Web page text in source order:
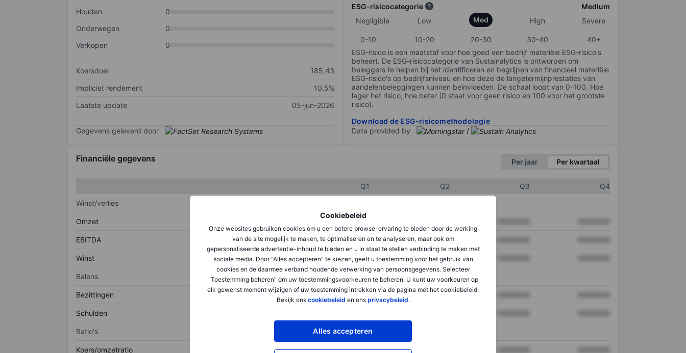
Cookiebeleid
Onze websites gebruiken cookies om u een betere browse-ervaring te bieden door de werking
van de site mogelijk te maken, te optimaliseren en te analyseren, maar ook om
gepersonaliseerde advertentie-inhoud te bieden en u in staat te stellen verbinding te maken met
sociale media. Door "Alles accepteren" te kiezen, geeft u toestemming voor het gebruik van
cookies en de daarmee verband houdende verwerking van persoonsgegevens. Selecteer
"Toestemming beheren" om uw toestemmingsvoorkeuren te beheren. U kunt uw voorkeuren op
elk gewenst moment wijzigen of uw toestemming intrekken via de pagina met het cookiebeleid.
Bekijk ons cookiebeleid en ons privacybeleid.
Alles accepteren
Houden
0
Onderwegen
0
Verkopen
0
Koersdoel
185,43
Impliciet rendement
10,5%
Laatste update
05-jun-2026
Gegevens geleverd door
ESG-risicocategorie
Medium
Negligible
Low Med High Severe
0-10 10-20 20-30 30-40
40+
ESG-risico is een maatstaf voor hoe goed een bedrijf materiële ESG-risico's
beheert. De ESG-risicocategorie van Sustainalytics is ontworpen om
beleggers te helpen bij het identificeren en begrijpen van financieel materiële
ESG-risico's op bedrijfsniveau en hoe deze de langetermijnprestaties van
aandelenbeleggingen kunnen beïnvloeden. De schaal loopt van 0-100. Hoe
lager het risico, hoe beter (0 staat voor geen risico en 100 voor het grootste
risico).
Download de ESG-risicomethodologie
Data provided by
/
Financiële gegevens Per jaar Per kwartaal
Q1 Q2 Q3
Q4
Winst/verlies
Omzet XXXXXXX
EBITDA XXXXXXX XXXXXXX
Winst XXXXXXX XXXXXXX
Balans
Bezittingen XXXXXXX XXXXXXX
Schulden
Ratio's
Koers/omzetratio XXXXXXX